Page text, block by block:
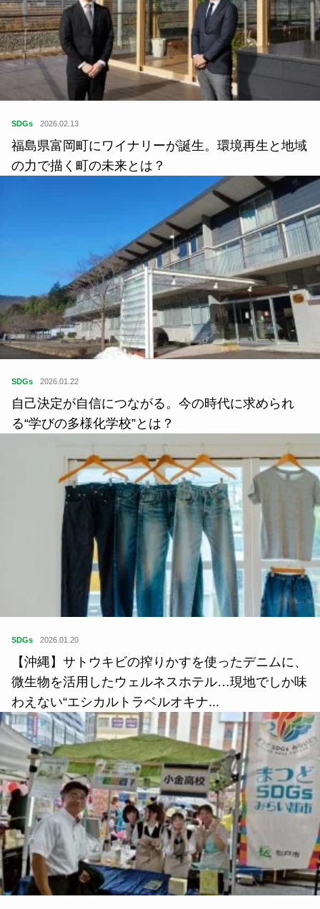
SDGs 2026.02.13
福島県富岡町にワイナリーが誕生。環境再生と地域
の力で描く町の未来とは？
SDGs 2026.01.22
自己決定が自信につながる。今の時代に求められ
る“学びの多様化学校”とは？
SDGs 2026.01.20
【沖縄】サトウキビの搾りかすを使ったデニムに、
微生物を活用したウェルネスホテル…現地でしか味
わえない“エシカルトラベルオキナ...